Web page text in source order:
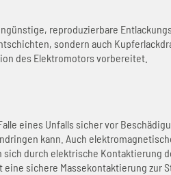
reproduzierbare
sondern auch
des Elektromotors vorbereitet.
eines Unfalls sicher vor
kann. Auch
sich durch elektrische Kontaktierung
eine sichere Massekontaktierung zur